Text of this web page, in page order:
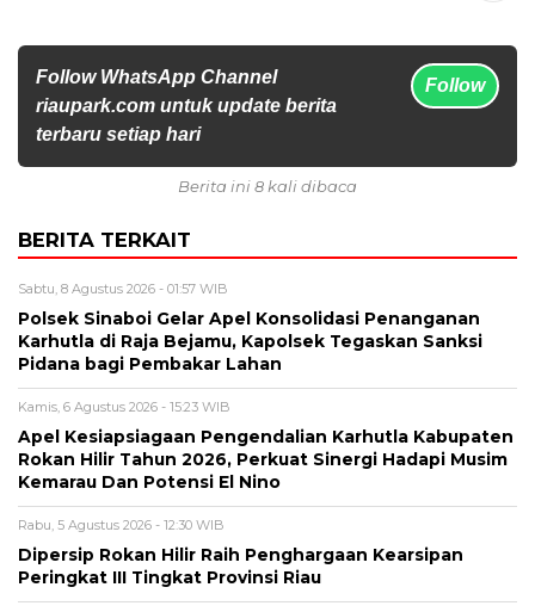
Follow WhatsApp Channel
riaupark.com untuk update berita
terbaru setiap hari
Follow
Berita ini 8 kali dibaca
BERITA TERKAIT
Sabtu, 8 Agustus 2026 - 01:57 WIB
Polsek Sinaboi Gelar Apel Konsolidasi Penanganan
Karhutla di Raja Bejamu, Kapolsek Tegaskan Sanksi
Pidana bagi Pembakar Lahan
Kamis, 6 Agustus 2026 - 15:23 WIB
Apel Kesiapsiagaan Pengendalian Karhutla Kabupaten
Rokan Hilir Tahun 2026, Perkuat Sinergi Hadapi Musim
Kemarau Dan Potensi El Nino
Rabu, 5 Agustus 2026 - 12:30 WIB
Dipersip Rokan Hilir Raih Penghargaan Kearsipan
Peringkat III Tingkat Provinsi Riau